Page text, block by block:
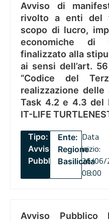
Avviso di
rivolto a enti del
scopo di lucro,
economiche di
finalizzato alla
ai sensi dell’art.
“Codice del
realizzazione
Task 4.2 e 4.3 del
IT-LIFE
Tipo:
Avviso
Pubblico
Ente:
Regione
Basilicata
Data
inizio:
26/06/
08:00
Avviso Pubblico